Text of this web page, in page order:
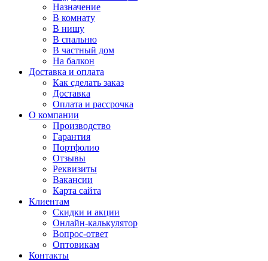
Назначение
В комнату
В нишу
В спальню
В частный дом
На балкон
Доставка и оплата
Как сделать заказ
Доставка
Оплата и рассрочка
О компании
Производство
Гарантия
Портфолио
Отзывы
Реквизиты
Вакансии
Карта сайта
Клиентам
Скидки и акции
Онлайн-калькулятор
Вопрос-ответ
Оптовикам
Контакты